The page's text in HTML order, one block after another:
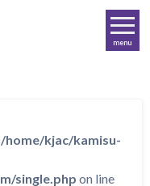
menu
/home/kjac/kamisu-
single.php on line